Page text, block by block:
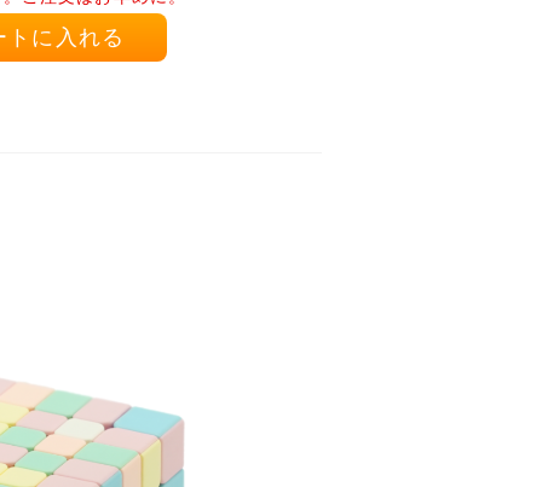
トに入れる